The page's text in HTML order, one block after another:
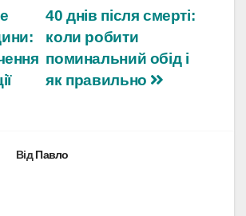
40 днів після смерті:
коли робити
поминальний обід і
як правильно
ВідПавло